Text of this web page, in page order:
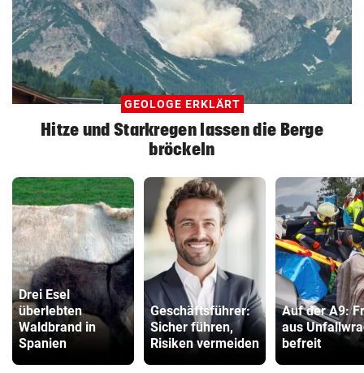
GEOLOGE ERKLÄRT
Hitze und Starkregen lassen die Berge
bröckeln
Drei Esel
überlebten
Waldbrand in
Spanien
Geschäftsführer:
Sicher führen,
Risiken vermeiden
Auf der A9:
aus
befreit